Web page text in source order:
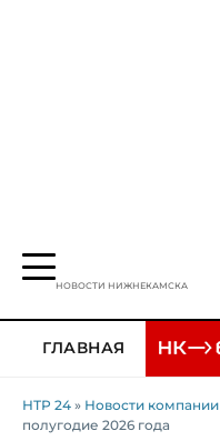
НОВОСТИ НИЖНЕКАМСКА
ГЛАВНАЯ
НТР 24 » Новости компании
полугодие 2026 года